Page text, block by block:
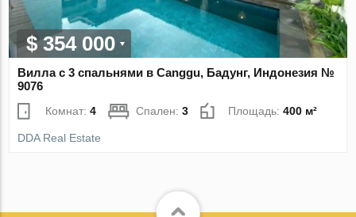
$ 354 000
Вилла с 3 спальнями в Canggu, Бадунг, Индонезия №
9076
Комнат:4 Спален:3 Площадь:400 м²
DDA Real Estate